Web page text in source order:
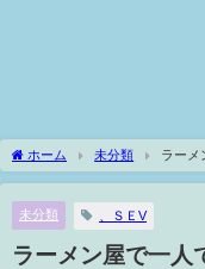
ホーム 未分類 ラーメ
未分類 、ＳＥV
ラーメン屋で一人